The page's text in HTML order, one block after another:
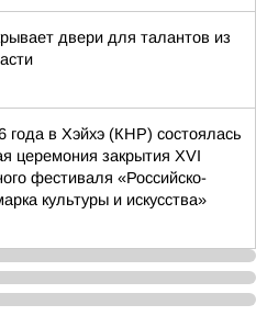
двери для талантов из
года в Хэйхэ (КНР) состоялась
церемония закрытия XVI
фестиваля «Российско-
культуры и искусства»